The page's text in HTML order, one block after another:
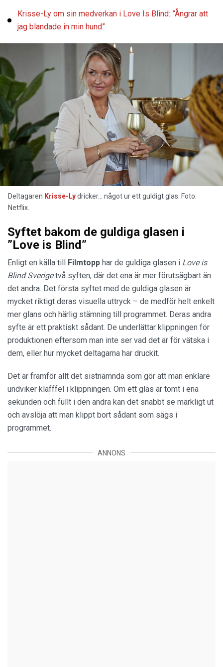
Krisse-Ly om sin medverkan i Love Is Blind: ”Ångrar att
jag blandade in min hund”
Deltagaren Krisse-Lydricker... något ur ett guldigt glas. Foto:
Netflix.
Syftet bakom de guldiga glasen i
”Love is Blind”
Enligt en källa till Filmtopp har de guldiga glasen i Love is
Blind Sverigetvå syften, där det ena är mer förutsägbart än
det andra. Det första syftet med de guldiga glasen är
mycket riktigt deras visuella uttryck – de medför helt enkelt
mer glans och härlig stämning till programmet. Deras andra
syfte är ett praktiskt sådant. De underlättar klippningen för
produktionen eftersom man inte ser vad det är för vätska i
dem, eller hur mycket deltagarna har druckit.
Det är framför allt det sistnämnda som gör att man enklare
undviker klafffel i klippningen. Om ett glas är tomt i ena
sekunden och fullt i den andra kan det snabbt se märkligt ut
och avslöja att man klippt bort sådant som sägs i
programmet.
ANNONS